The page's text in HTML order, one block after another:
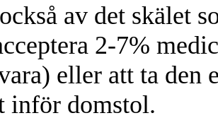
av det skälet
2-7%
eller att ta den
inför domstol.